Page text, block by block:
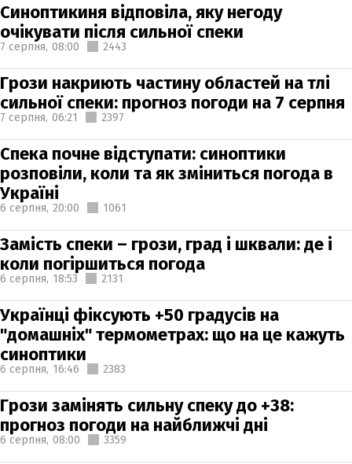
Синоптикиня відповіла, яку негоду
очікувати після сильної спеки
7 серпня, 08:00 2443
Грози накриють частину областей на тлі
сильної спеки: прогноз погоди на 7 серпня
7 серпня, 06:21 2397
Спека почне відступати: синоптики
розповіли, коли та як зміниться погода в
Україні
6 серпня, 20:00 1061
Замість спеки – грози, град і шквали: де і
коли погіршиться погода
6 серпня, 18:53 2131
Українці фіксують +50 градусів на
"домашніх" термометрах: що на це кажуть
синоптики
6 серпня, 16:46 2383
Грози замінять сильну спеку до +38:
прогноз погоди на найближчі дні
6 серпня, 08:00 3359